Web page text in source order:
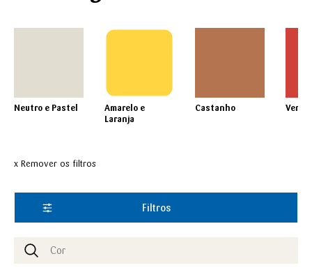
Neutro e Pastel
Amarelo e
Laranja
Castanho
x Remover os filtros
Filtros